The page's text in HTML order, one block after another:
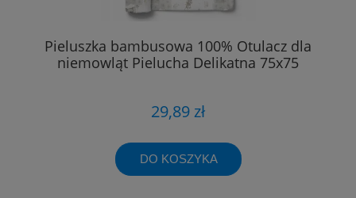
Pieluszka bambusowa 100% Otulacz dla
niemowląt Pielucha Delikatna 75x75
29,89 zł
DO KOSZYKA